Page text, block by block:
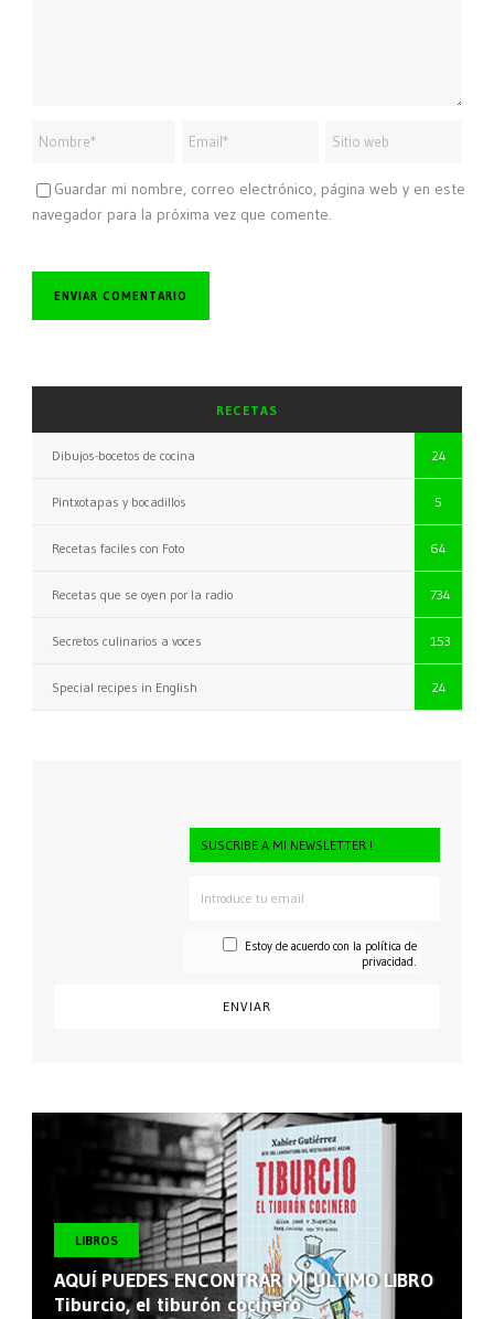
Guardar mi nombre, correo electrónico, página web y en este
navegador para la próxima vez que comente.
RECETAS
Dibujos-bocetos de cocina 24
Pintxotapas y bocadillos 5
Recetas faciles con Foto 64
Recetas que se oyen por la radio 734
Secretos culinarios a voces 153
Special recipes in English 24
SUSCRIBE A MI NEWSLETTER !
Estoy de acuerdo con la política de
privacidad.
LIBROS
AQUÍ PUEDES ENCONTRAR MI ÚLTIMO LIBRO
Tiburcio, el tiburón cocinero